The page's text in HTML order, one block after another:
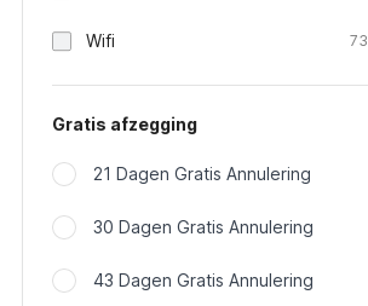
Wifi 73
Gratis afzegging
21 Dagen Gratis Annulering
30 Dagen Gratis Annulering
43 Dagen Gratis Annulering